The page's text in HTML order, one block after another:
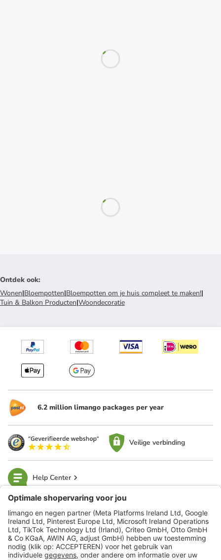
Ontdek ook:
Wonen|Bloempotten|Bloempotten om je huis compleet te maken!|
Tuin & Balkon Producten|Woondecoratie
6.2 million limango packages per year
Veilige verbinding
Help Center
limango
Veilig winkelen
Klantenservice